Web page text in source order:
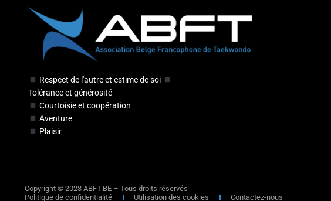
Respect de l'autre et estime de soi
Tolérance et générosité
Courtoisie et coopération
Aventure
Plaisir
Copyright © 2023 ABFT.BE – Tous droits réservés
Politique de confidentialité
Utilisation des cookies Contactez-nous